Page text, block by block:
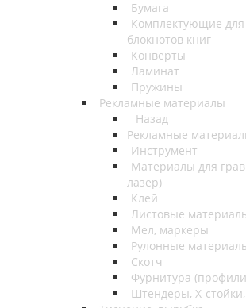
Бумага
Комплектующие для
блокнотов книг
Конверты
Ламинат
Пружины
Рекламные материалы
Назад
Рекламные
Инструмент
Материалы для
лазер)
Клей
Листовые
Мел, маркеры
Рулонные
Скотч
Фурнитура
Штендеры, Х-